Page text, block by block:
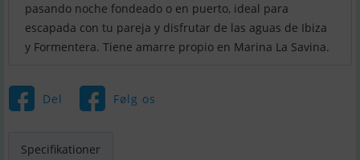
pasando noche fondeado o en puerto, ideal para
escapada con tu pareja y disfrutar de las aguas de Ibiza
y Formentera. Tiene amarre propio en Marina La Savina.
Del Følg os
Specifikationer